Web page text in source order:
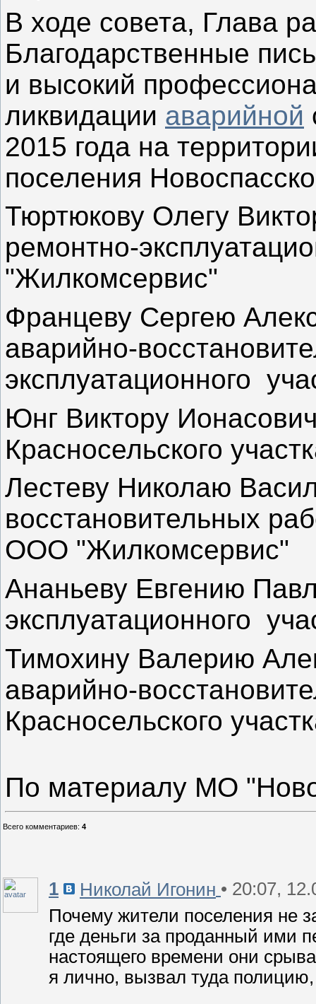
В ходе совета, Глава
Благодарственные
и высокий
ликвидации аварийной
2015 года на
поселения
Тюртюкову Олегу
ремонтно-
"Жилкомсервис"
Францеву Сергею
аварийно-
эксплуатационного
Юнг Виктору
Красносельского
Лестеву Николаю
восстановительных
ООО "Жилкомсервис"
Ананьеву Евгению
эксплуатационного
Тимохину Валерию
аварийно-
Красносельского
По материалу МО
Всего комментариев: 4
1 Николай Игонин • 20:07,
Почему жители поселения не
где деньги за проданный ими
настоящего времени они
я лично, вызвал туда